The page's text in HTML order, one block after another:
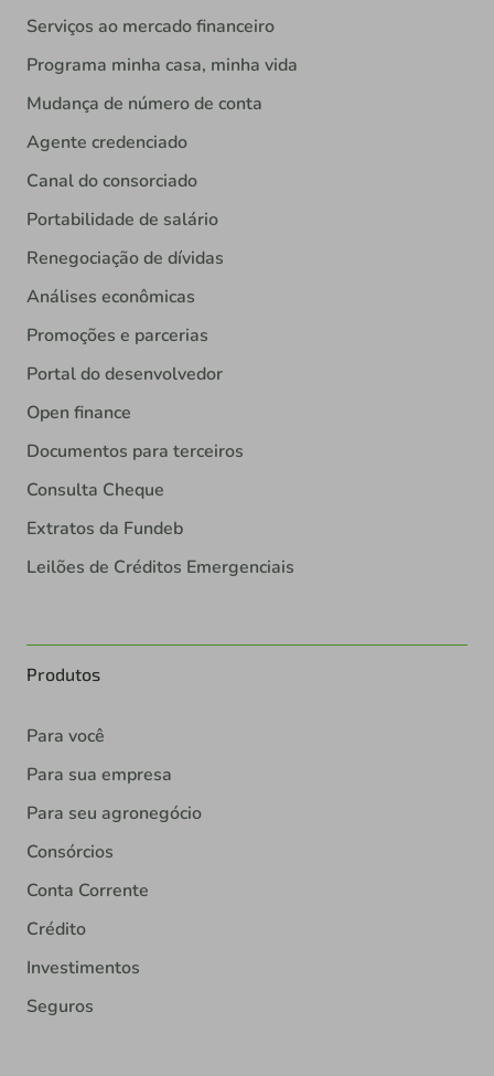
Serviços ao mercado financeiro
Programa minha casa, minha vida
Mudança de número de conta
Agente credenciado
Canal do consorciado
Portabilidade de salário
Renegociação de dívidas
Análises econômicas
Promoções e parcerias
Portal do desenvolvedor
Open finance
Documentos para terceiros
Consulta Cheque
Extratos da Fundeb
Leilões de Créditos Emergenciais
Produtos
Para você
Para sua empresa
Para seu agronegócio
Consórcios
Conta Corrente
Crédito
Investimentos
Seguros